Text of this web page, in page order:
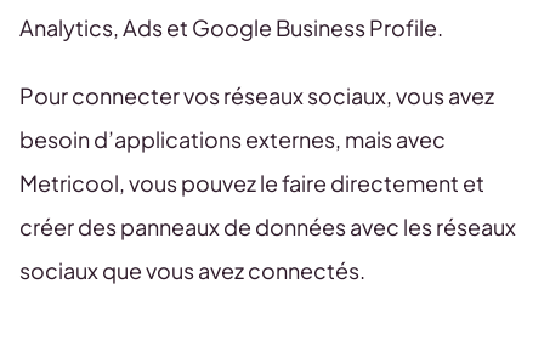
Analytics, Ads et Google Business Profile.
Pour connecter vos réseaux sociaux, vous avez
besoin d’applications externes, mais avec
Metricool, vous pouvez le faire directement et
créer des panneaux de données avec les réseaux
sociaux que vous avez connectés.